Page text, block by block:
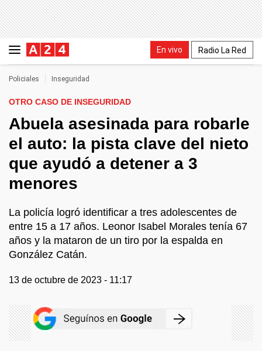
En vivo Radio La Red
Policiales Inseguridad
OTRO CASO DE INSEGURIDAD
Abuela asesinada para robarle
el auto: la pista clave del nieto
que ayudó a detener a 3
menores
La policía logró identificar a tres adolescentes de
entre 15 a 17 años. Leonor Isabel Morales tenía 67
años y la mataron de un tiro por la espalda en
González Catán.
13 de octubre de 2023 - 11:17